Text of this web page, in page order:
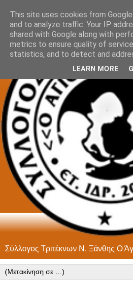
Σύλλογος Τριτέκνων Ν. Ξάνθης Ο
This site uses cookies from
and to analyze traffic. Your IP
shared with Google along with
metrics to ensure quality of
statistics, and to detect and
LEARN MORE